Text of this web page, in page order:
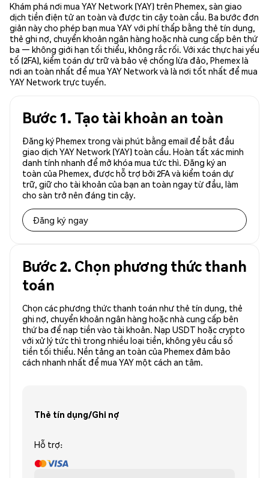
Khám phá nơi mua YAY Network (YAY) trên Phemex, sàn giao
dịch tiền điện tử an toàn và được tin cậy toàn cầu. Ba bước đơn
giản này cho phép bạn mua YAY với phí thấp bằng thẻ tín dụng,
thẻ ghi nợ, chuyển khoản ngân hàng hoặc nhà cung cấp bên thứ
ba — không giới hạn tối thiểu, không rắc rối. Với xác thực hai yếu
tố (2FA), kiểm toán dự trữ và bảo vệ chống lừa đảo, Phemex là
nơi an toàn nhất để mua YAY Network và là nơi tốt nhất để mua
YAY Network trực tuyến.
Bước 1. Tạo tài khoản an toàn
Đăng ký Phemex trong vài phút bằng email để bắt đầu
giao dịch YAY Network (YAY) toàn cầu. Hoàn tất xác minh
danh tính nhanh để mở khóa mua tức thì. Đăng ký an
toàn của Phemex, được hỗ trợ bởi 2FA và kiểm toán dự
trữ, giữ cho tài khoản của bạn an toàn ngay từ đầu, làm
cho sàn trở nên đáng tin cậy.
Đăng ký ngay
Bước 2. Chọn phương thức thanh
toán
Chọn các phương thức thanh toán như thẻ tín dụng, thẻ
ghi nợ, chuyển khoản ngân hàng hoặc nhà cung cấp bên
thứ ba để nạp tiền vào tài khoản. Nạp USDT hoặc crypto
với xử lý tức thì trong nhiều loại tiền, không yêu cầu số
tiền tối thiểu. Nền tảng an toàn của Phemex đảm bảo
cách nhanh nhất để mua YAY một cách an tâm.
Thẻ tín dụng/Ghi nợ
Hỗ trợ: